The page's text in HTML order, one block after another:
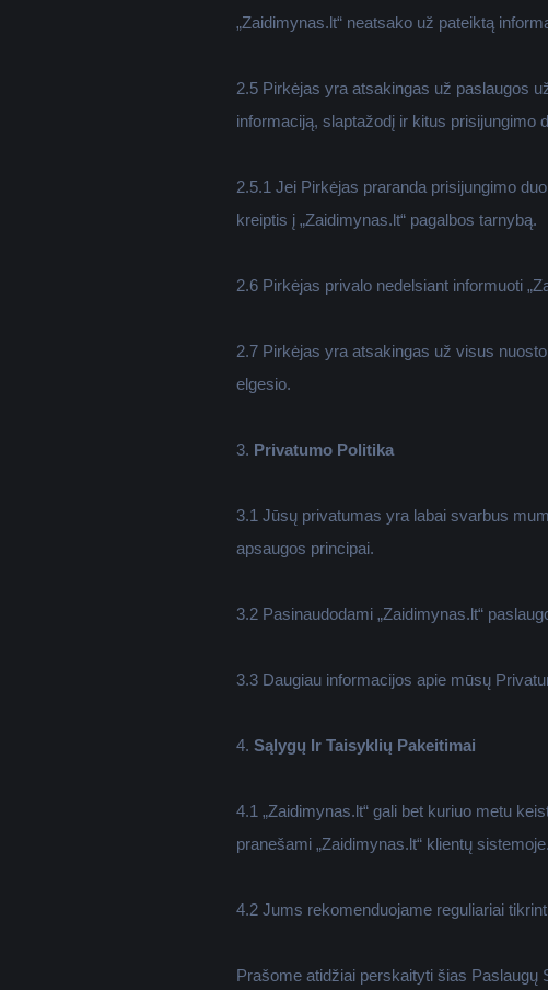
„Zaidimynas.lt“ neatsako už pateiktą
2.5 Pirkėjas yra atsakingas už paslaugos
informaciją, slaptažodį ir kitus prisijungimo
2.5.1 Jei Pirkėjas praranda prisijungimo
kreiptis į „Zaidimynas.lt“ pagalbos tarnybą.
2.6 Pirkėjas privalo nedelsiant informuoti
2.7 Pirkėjas yra atsakingas už visus
elgesio.
3. Privatumo Politika
3.1 Jūsų privatumas yra labai svarbus
apsaugos principai.
3.2 Pasinaudodami „Zaidimynas.lt“
3.3 Daugiau informacijos apie mūsų
4. Sąlygų Ir Taisyklių Pakeitimai
4.1 „Zaidimynas.lt“ gali bet kuriuo metu
pranešami „Zaidimynas.lt“ klientų sistemoje.
4.2 Jums rekomenduojame reguliariai
Prašome atidžiai perskaityti šias Paslaugų